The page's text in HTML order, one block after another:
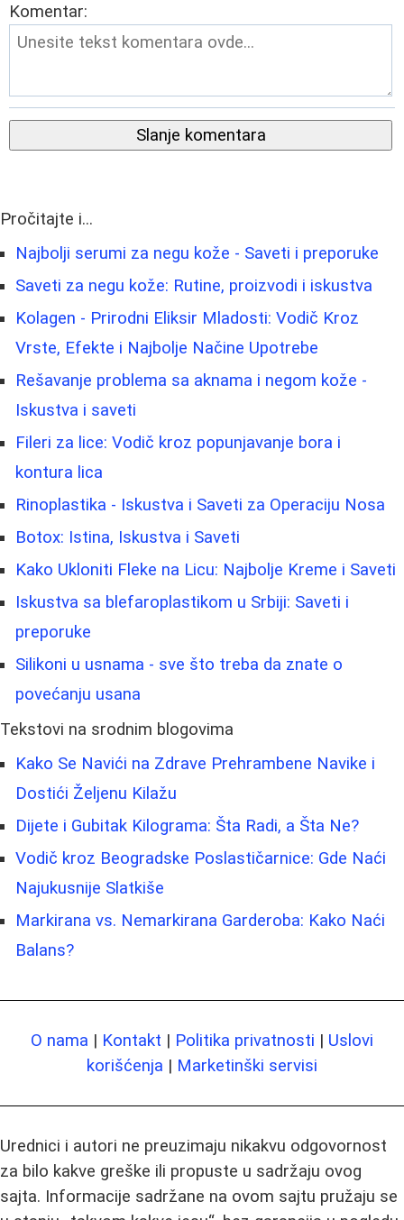
Komentar:
Slanje komentara
Pročitajte i...
Najbolji serumi za negu kože - Saveti i preporuke
Saveti za negu kože: Rutine, proizvodi i iskustva
Kolagen - Prirodni Eliksir Mladosti: Vodič Kroz
Vrste, Efekte i Najbolje Načine Upotrebe
Rešavanje problema sa aknama i negom kože -
Iskustva i saveti
Fileri za lice: Vodič kroz popunjavanje bora i
kontura lica
Rinoplastika - Iskustva i Saveti za Operaciju Nosa
Botox: Istina, Iskustva i Saveti
Kako Ukloniti Fleke na Licu: Najbolje Kreme i Saveti
Iskustva sa blefaroplastikom u Srbiji: Saveti i
preporuke
Silikoni u usnama - sve što treba da znate o
povećanju usana
Tekstovi na srodnim blogovima
Kako Se Navići na Zdrave Prehrambene Navike i
Dostići Željenu Kilažu
Dijete i Gubitak Kilograma: Šta Radi, a Šta Ne?
Vodič kroz Beogradske Poslastičarnice: Gde Naći
Najukusnije Slatkiše
Markirana vs. Nemarkirana Garderoba: Kako Naći
Balans?
O nama | Kontakt | Politika privatnosti | Uslovi
korišćenja | Marketinški servisi
Urednici i autori ne preuzimaju nikakvu odgovornost
za bilo kakve greške ili propuste u sadržaju ovog
sajta. Informacije sadržane na ovom sajtu pružaju se